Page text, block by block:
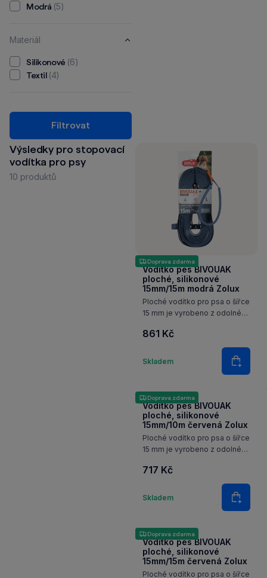
Výsledky pro stopovací
vodítka pro psy
10 produktů
Modrá (5)
Materiál
Silikonové (6)
Textil (4)
Filtrovat
Doprava zdarma
Vodítko pes BIVOUAK
ploché, silikonové
15mm/15m modrá Zolux
Ploché vodítko pro psa o šířce
15 mm je vyrobeno z odolného
bezpečnost použití a snadné
čištění. Díky reflexním pruhům
je zvíře lépe vidět při
večerních procházkách. Díky…
861 Kč
Skladem
Množství
Do
Doprava zdarma
Vodítko pes BIVOUAK
ploché, silikonové
15mm/10m červená Zolux
Ploché vodítko pro psa o šířce
15 mm je vyrobeno z odolného
bezpečnost použití a snadné
čištění. Díky reflexním pruhům
je zvíře lépe vidět při
večerních procházkách. Díky…
717 Kč
Skladem
Množství
Do
Doprava zdarma
Vodítko pes BIVOUAK
ploché, silikonové
15mm/15m červená Zolux
Ploché vodítko pro psa o šířce